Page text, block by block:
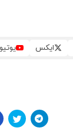
ایکس